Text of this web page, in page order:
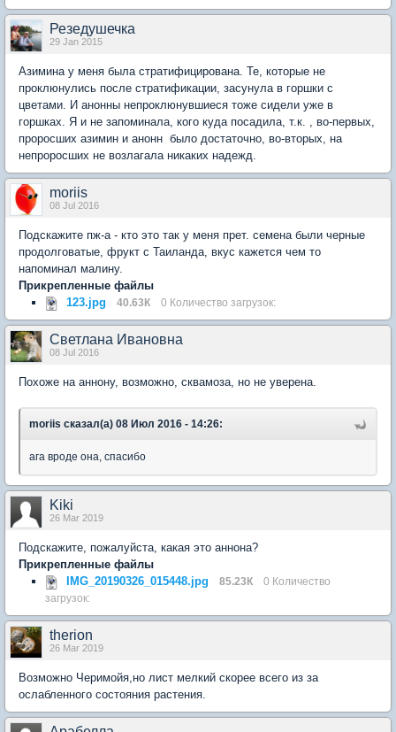
Резедушечка
29 Jan 2015
Азимина у меня была стратифицирована. Те, которые не
проклюнулись после стратификации, засунула в горшки с
цветами. И анонны непроклюнувшиеся тоже сидели уже в
горшках. Я и не запоминала, кого куда посадила, т.к. , во-первых,
проросших азимин и анонн было достаточно, во-вторых, на
непроросших не возлагала никаких надежд.
moriis
08 Jul 2016
Подскажите пж-а - кто это так у меня прет. семена были черные
продолговатые, фрукт с Таиланда, вкус кажется чем то
напоминал малину.
Прикрепленные файлы
123.jpg
40.63К 0 Количество загрузок:
Светлана Ивановна
08 Jul 2016
Похоже на аннону, возможно, сквамоза, но не уверена.
moriis сказал(а) 08 Июл 2016 - 14:26:
ага вроде она, спасибо
Kiki
26 Mar 2019
Подскажите, пожалуйста, какая это аннона?
Прикрепленные файлы
IMG_20190326_015448.jpg
85.23К
0 Количество
загрузок:
therion
26 Mar 2019
Возможно Черимойя,но лист мелкий скорее всего из за
ослабленного состояния растения.